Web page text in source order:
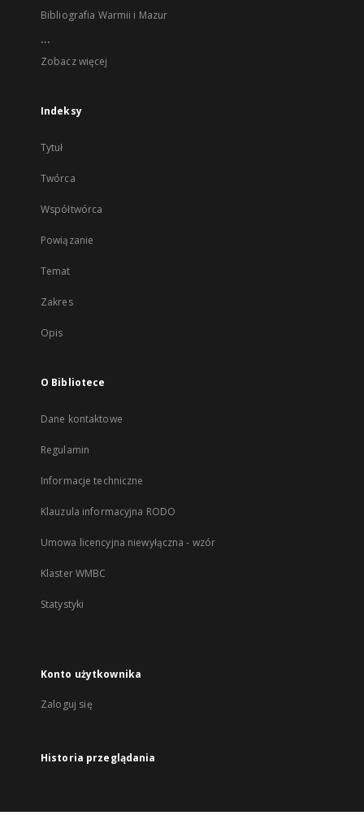
Bibliografia Warmii i Mazur
...
Zobacz więcej
Indeksy
Tytuł
Twórca
Współtwórca
Powiązanie
Temat
Zakres
Opis
O Bibliotece
Dane kontaktowe
Regulamin
Informacje techniczne
Klauzula informacyjna RODO
Umowa licencyjna niewyłączna - wzór
Klaster WMBC
Statystyki
Konto użytkownika
Zaloguj się
Historia przeglądania